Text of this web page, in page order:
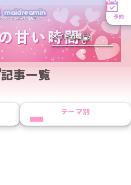
予約
メイド酒場
記事一覧
テーマ別